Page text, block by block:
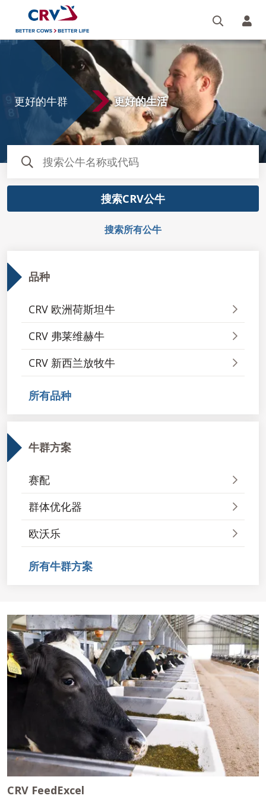
您
更好的牛群 更好的生活
搜索CRV公牛
搜索所有公牛
品种
CRV 欧洲荷斯坦牛
CRV 弗莱维赫牛
CRV 新西兰放牧牛
所有品种
牛群方案
赛配
群体优化器
欧沃乐
所有牛群方案
CRV FeedExcel